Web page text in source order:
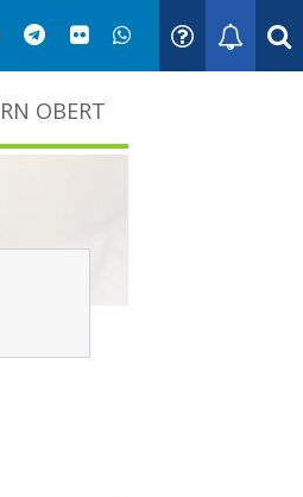
OBERT